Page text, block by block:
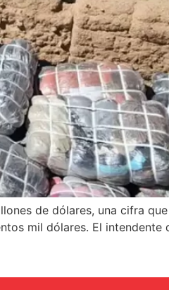
de dólares, una cifra
mil dólares. El intendente